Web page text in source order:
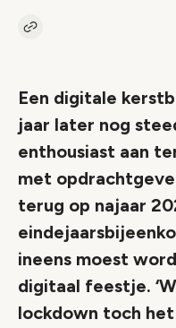
Kopieer link naar artikel
Een digitale
jaar later nog
enthousiast aan
met
terug op najaar
ineens moest
digitaal feestje.
lockdown toch